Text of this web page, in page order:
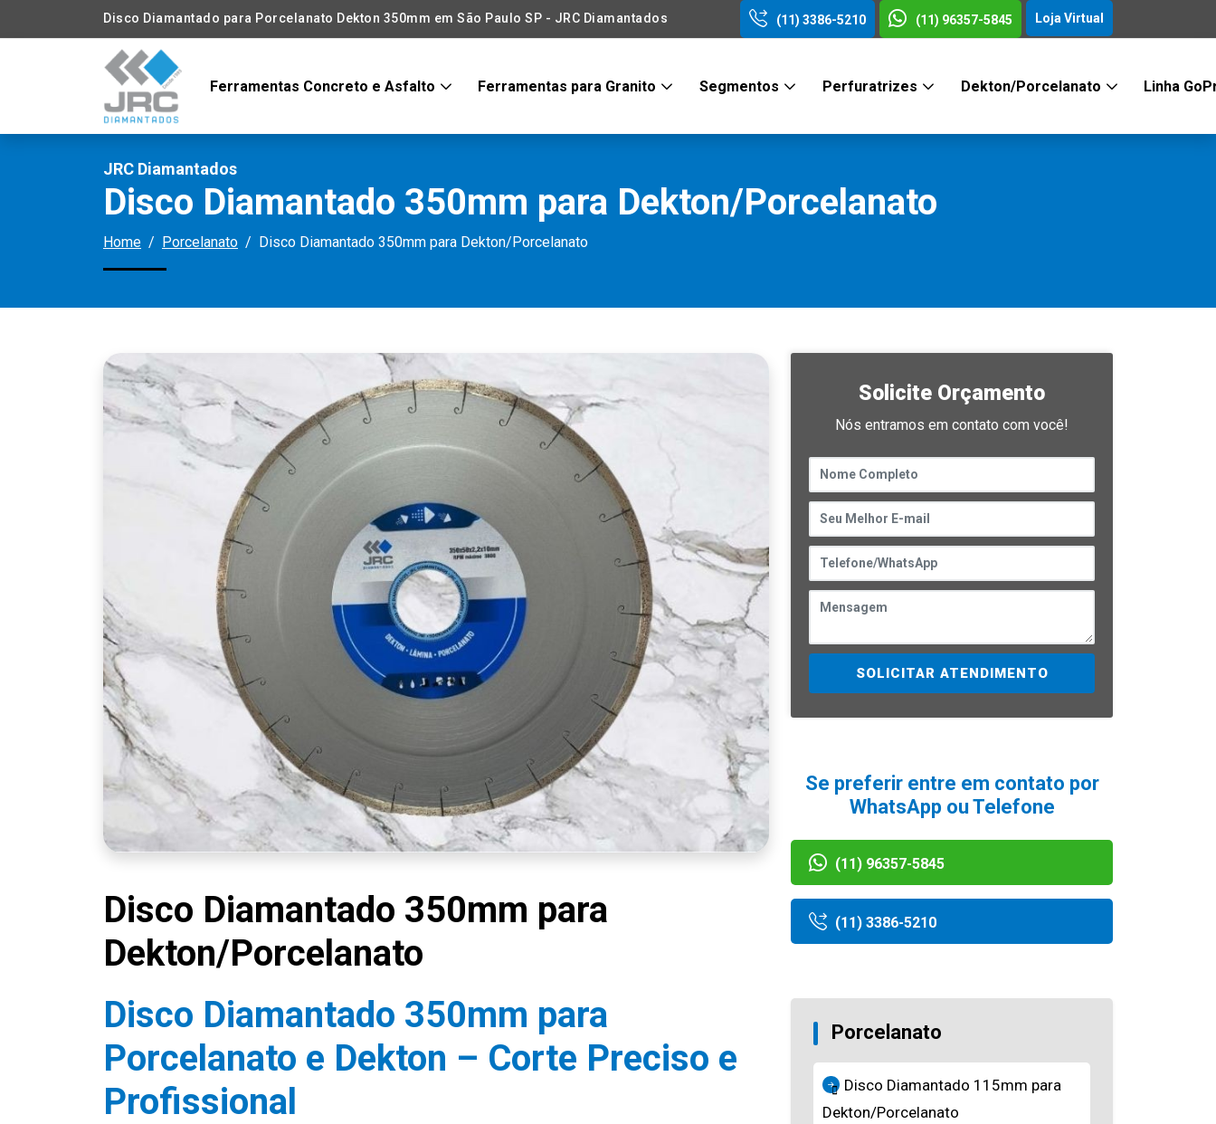
Disco Diamantado para Porcelanato Dekton 350mm em São Paulo SP - JRC Diamantados (11) 3386-5210 (11) 96357-5845 Loja Virtual
Ferramentas Concreto e Asfalto Ferramentas para Granito Segmentos Perfuratrizes Dekton/Porcelanato Linha
JRC Diamantados
Disco Diamantado 350mm para Dekton/Porcelanato
Home Porcelanato Disco Diamantado 350mm para Dekton/Porcelanato
Disco Diamantado 350mm para
Dekton/Porcelanato
Disco Diamantado 350mm para
Porcelanato e Dekton – Corte Preciso e
Profissional
Solicite Orçamento
Nós entramos em contato com você!
SOLICITAR ATENDIMENTO
Se preferir entre em contato por
WhatsApp ou Telefone
(11) 96357-5845
(11) 3386-5210
Porcelanato
Disco Diamantado 115mm para
Dekton/Porcelanato